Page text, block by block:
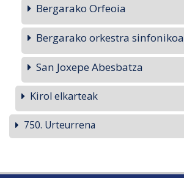
Bergarako Orfeoia
Bergarako orkestra sinfonikoa
San Joxepe Abesbatza
Kirol elkarteak
750. Urteurrena